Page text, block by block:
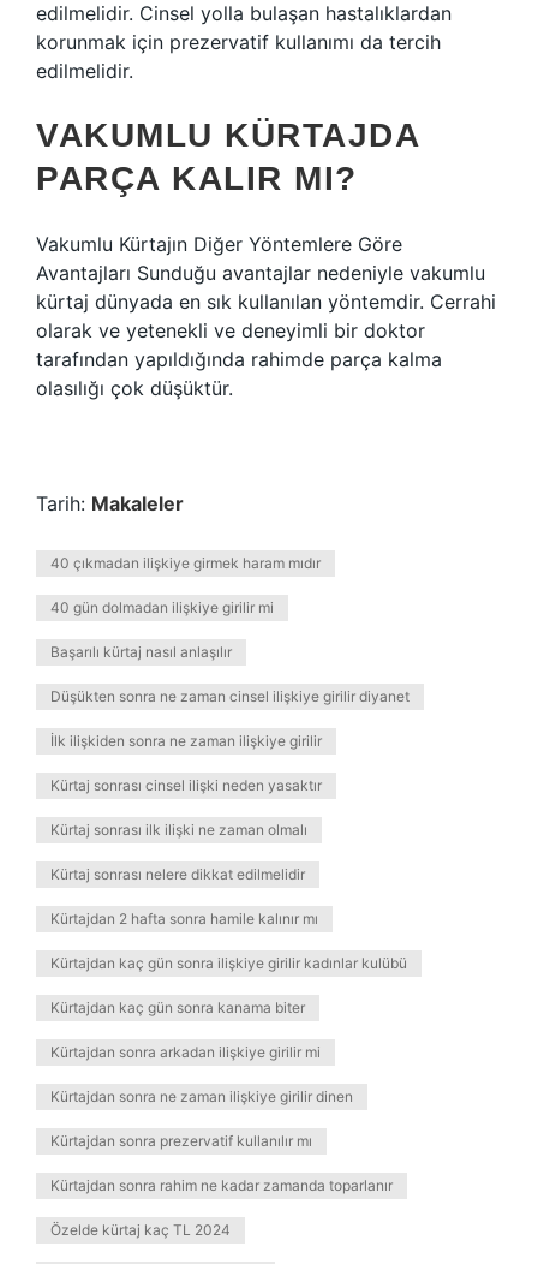
edilmelidir. Cinsel yolla bulaşan hastalıklardan
korunmak için prezervatif kullanımı da tercih
edilmelidir.
VAKUMLU KÜRTAJDA
PARÇA KALIR MI?
Vakumlu Kürtajın Diğer Yöntemlere Göre
Avantajları Sunduğu avantajlar nedeniyle vakumlu
kürtaj dünyada en sık kullanılan yöntemdir. Cerrahi
olarak ve yetenekli ve deneyimli bir doktor
tarafından yapıldığında rahimde parça kalma
olasılığı çok düşüktür.
Tarih: Makaleler
40 çıkmadan ilişkiye girmek haram mıdır
40 gün dolmadan ilişkiye girilir mi
Başarılı kürtaj nasıl anlaşılır
Düşükten sonra ne zaman cinsel ilişkiye girilir diyanet
İlk ilişkiden sonra ne zaman ilişkiye girilir
Kürtaj sonrası cinsel ilişki neden yasaktır
Kürtaj sonrası ilk ilişki ne zaman olmalı
Kürtaj sonrası nelere dikkat edilmelidir
Kürtajdan 2 hafta sonra hamile kalınır mı
Kürtajdan kaç gün sonra ilişkiye girilir kadınlar kulübü
Kürtajdan kaç gün sonra kanama biter
Kürtajdan sonra arkadan ilişkiye girilir mi
Kürtajdan sonra ne zaman ilişkiye girilir dinen
Kürtajdan sonra prezervatif kullanılır mı
Kürtajdan sonra rahim ne kadar zamanda toparlanır
Özelde kürtaj kaç TL 2024